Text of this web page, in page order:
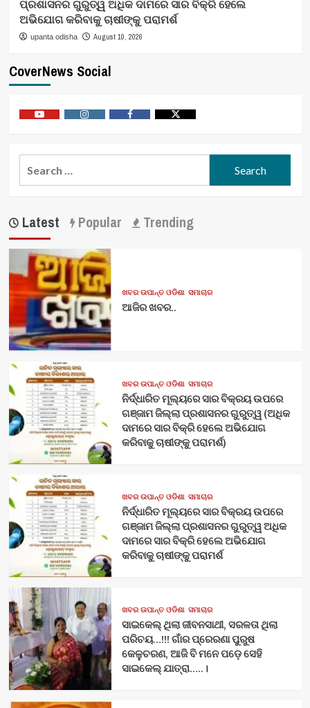
ପ୍ରଶାସନର ଗୁରୁତ୍ୱ ଅଧିକ ଦାମରେ ସାର ବିକ୍ରି ହେଲେ
ଅଭିଯୋଗ କରିବାକୁ ଚାଷୀଙ୍କୁ ପରାମର୍ଶ
upanta odisha August 10, 2026
CoverNews Social
Latest Popular Trending
ଖବର ଉପାନ୍ତ ଓଡିଶା ସମାଚାର
ଆଜିର ଖବର..
ଖବର ଉପାନ୍ତ ଓଡିଶା ସମାଚାର
ନିର୍ଦ୍ଧାରିତ ମୂଲ୍ୟରେ ସାର ବିକ୍ରୟ ଉପରେ
ଗଞ୍ଜାମ ଜିଲ୍ଲା ପ୍ରଶାସନର ଗୁରୁତ୍ୱ (ଅଧିକ
ଦାମରେ ସାର ବିକ୍ରି ହେଲେ ଅଭିଯୋଗ
କରିବାକୁ ଚାଷୀଙ୍କୁ ପରାମର୍ଶ)
ଖବର ଉପାନ୍ତ ଓଡିଶା ସମାଚାର
ନିର୍ଦ୍ଧାରିତ ମୂଲ୍ୟରେ ସାର ବିକ୍ରୟ ଉପରେ
ଗଞ୍ଜାମ ଜିଲ୍ଲା ପ୍ରଶାସନର ଗୁରୁତ୍ୱ ଅଧିକ
ଦାମରେ ସାର ବିକ୍ରି ହେଲେ ଅଭିଯୋଗ
କରିବାକୁ ଚାଷୀଙ୍କୁ ପରାମର୍ଶ
ଖବର ଉପାନ୍ତ ଓଡିଶା ସମାଚାର
ସାଇକେଲ୍ ଥିଲା ଜୀବନସାଥୀ, ସରଳତା ଥିଲା
ପରିଚୟ…!!! ଗାଁର ପ୍ରେରଣା ପୁରୁଷ
କେଳୁଚରଣ, ଆଜି ବି ମନେ ପଡ଼େ ସେହି
ସାଇକେଲ୍ ଯାତ୍ରା…..।